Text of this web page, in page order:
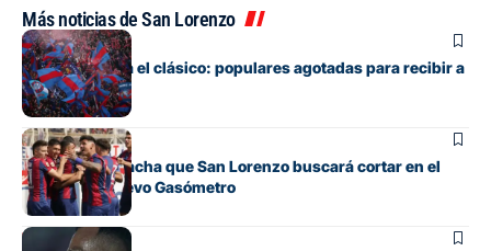
Más noticias de San Lorenzo
Fútbol
Boedo ya juega el clásico: populares agotadas para recibir a
Huracán
Fútbol
La incómoda racha que San Lorenzo buscará cortar en el
clásico del Nuevo Gasómetro
Fútbol